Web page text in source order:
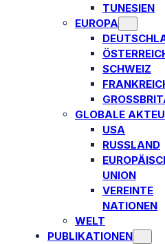
TUNESIEN
EUROPA
SCHWEIZ
GLOBALE
USA
RUSSLAND
UNION
VEREINTE
NATIONEN
WELT
PUBLIKATIONEN